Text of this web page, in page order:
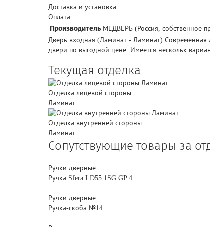
Доставка и установка
Оплата
Производитель МЕДВЕРЬ (Россия, собственное
Дверь входная (Ламинат - Ламинат) Современная
двери по выгодной цене. Имеется нескольк
Текущая отделка
Отделка лицевой стороны:
Ламинат
Отделка внутренней стороны:
Ламинат
Сопутствующие товары за
Ручки дверные
Ручка Sfera LD55 1SG GP 4
Ручки дверные
Ручка-скоба №14